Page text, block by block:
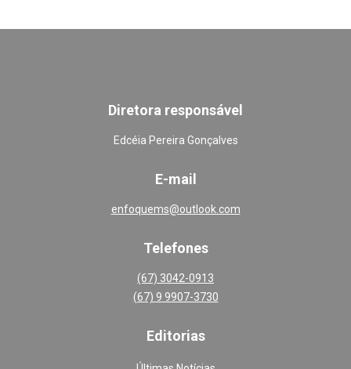
Diretora responsável
Edcéia Pereira Gonçalves
E-mail
enfoquems@outlook.com
Telefones
(67) 3042-0913
(67) 9 9907-3730
Editorias